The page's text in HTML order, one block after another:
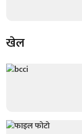
खेल